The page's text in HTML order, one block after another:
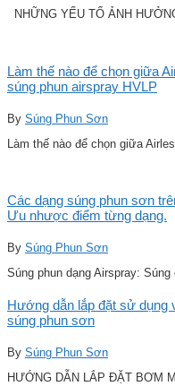
NHỮNG YẾU TỐ ẢNH
Làm thế nào để chọn giữa
súng phun airspray HVLP
By Súng Phun Sơn
Làm thế nào để chọn giữa
Các dạng súng phun sơn
Ưu nhược điểm từng dạng.
By Súng Phun Sơn
Súng phun dạng Airspray:
Hướng dẫn lắp đặt sử
súng phun sơn
By Súng Phun Sơn
HƯỚNG DẪN LẮP ĐẶT BƠM